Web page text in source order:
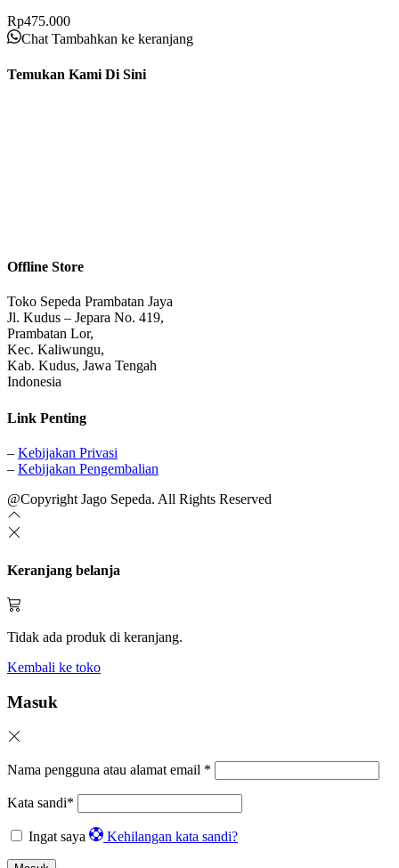
Rp475.000
Chat Tambahkan ke keranjang
Temukan Kami Di Sini
Offline Store
Toko Sepeda Prambatan Jaya
Jl. Kudus – Jepara No. 419,
Prambatan Lor,
Kec. Kaliwungu,
Kab. Kudus, Jawa Tengah
Indonesia
Link Penting
– Kebijakan Privasi
– Kebijakan Pengembalian
@Copyright Jago Sepeda. All Rights Reserved
Keranjang belanja
Tidak ada produk di keranjang.
Kembali ke toko
Masuk
Nama pengguna atau alamat email *
Kata sandi*
Ingat saya Kehilangan kata sandi?